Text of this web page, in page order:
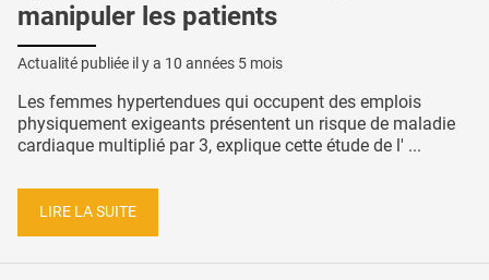
manipuler les patients
Actualité publiée il y a 10 années 5 mois
Les femmes hypertendues qui occupent des emplois
physiquement exigeants présentent un risque de maladie
cardiaque multiplié par 3, explique cette étude de l' ...
LIRE LA SUITE